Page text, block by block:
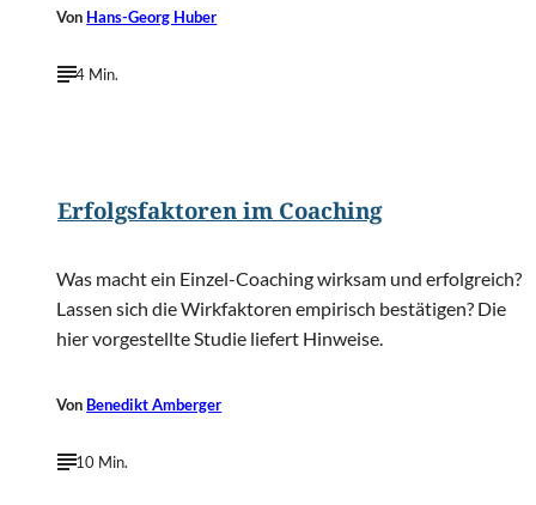
Von Hans-Georg Huber
4 Min.
Erfolgsfaktoren im Coaching
Was macht ein Einzel-Coaching wirksam und erfolgreich?
Lassen sich die Wirkfaktoren empirisch bestätigen? Die
hier vorgestellte Studie liefert Hinweise.
Von Benedikt Amberger
10 Min.